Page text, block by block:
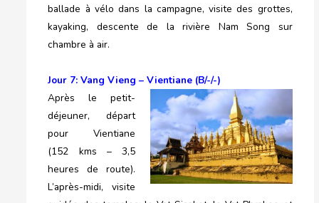
ballade à vélo dans la campagne, visite des grottes,
kayaking, descente de la rivière Nam Song sur
chambre à air.
Jour 7: Vang Vieng – Vientiane (B/-/-)
Après le petit-
déjeuner, départ
pour Vientiane
(152 kms – 3,5
heures de route).
L’après-midi, visite